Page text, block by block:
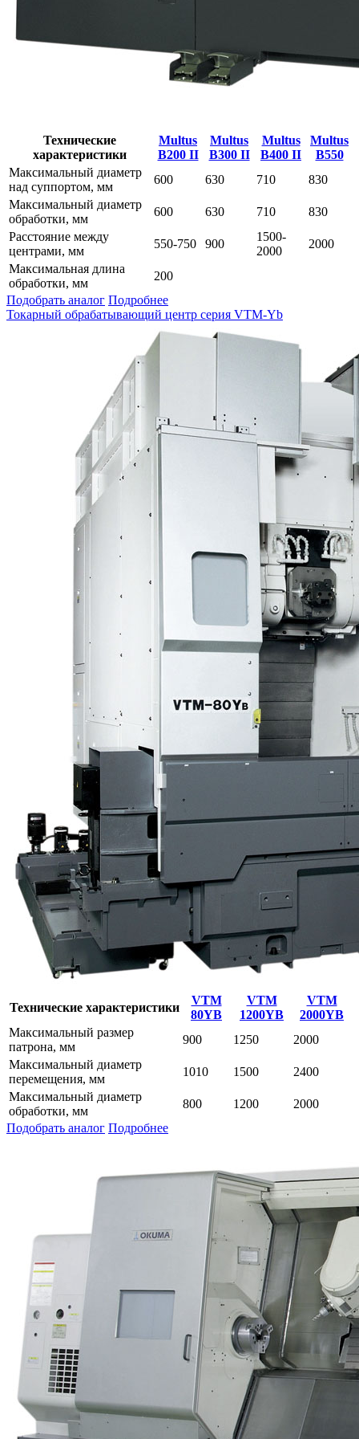
Технические
характеристики
Multus
B200 II
Multus
B300 II
Multus
B400 II
Multus
B550
Максимальный диаметр
над суппортом, мм
600 630 710
830
Максимальный диаметр
обработки, мм
600 630 710
830
Расстояние между
центрами, мм
550-750 900
1500-
2000
2000
Максимальная длина
обработки, мм
200
Подобрать аналог Подробнее
Токарный обрабатывающий центр серия VTM-Yb
Технические характеристики
VTM
80YB
VTM
1200YB
VTM
2000YB
Максимальный размер
патрона, мм
900 1250
2000
Максимальный диаметр
перемещения, мм
1010 1500
2400
Максимальный диаметр
обработки, мм
800 1200
2000
Подобрать аналог Подробнее